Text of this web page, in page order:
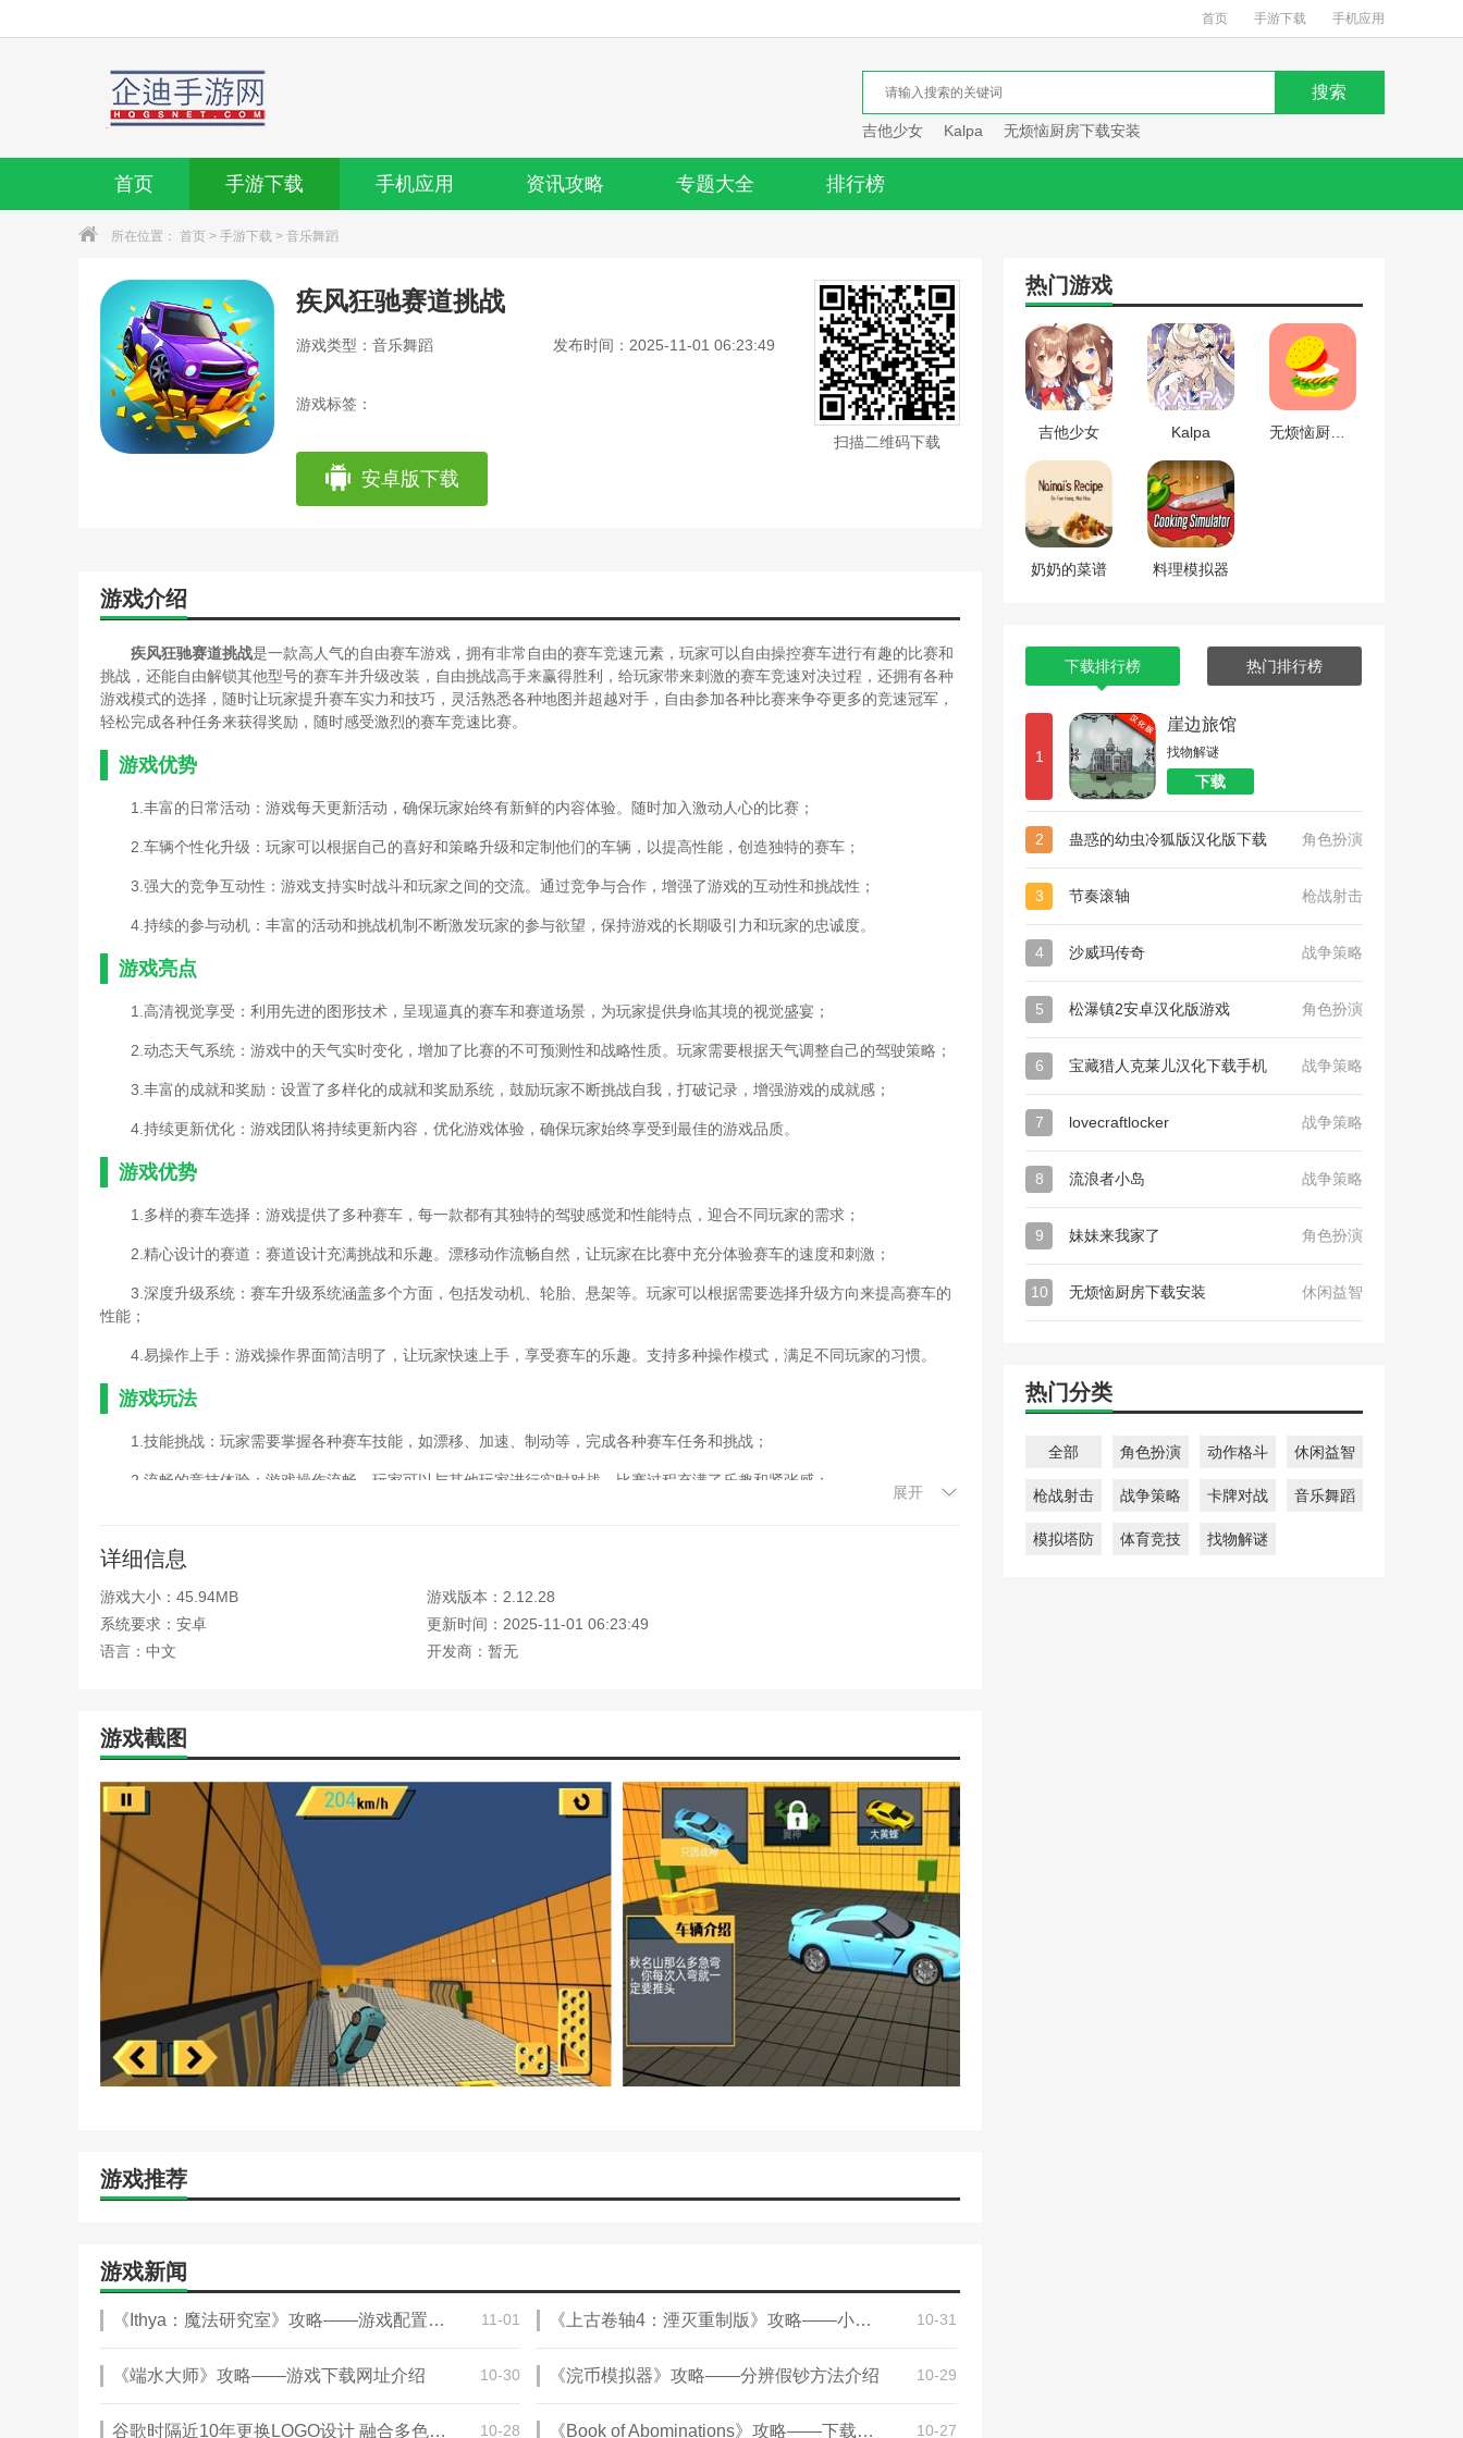
首页 手游下载 手机应用
吉他少女 Kalpa 无烦恼厨房下载安装
首页 手游下载 手机应用 资讯攻略 专题大全 排行榜
所在位置： 首页 > 手游下载 > 音乐舞蹈
疾风狂驰赛道挑战
游戏类型：音乐舞蹈 发布时间：2025-11-01 06:23:49
游戏标签：
安卓版下载
扫描二维码下载
游戏介绍
疾风狂驰赛道挑战是一款高人气的自由赛车游戏，拥有非常自由的赛车竞速元素，玩家可以自由操控赛车进行有趣的比赛和
挑战，还能自由解锁其他型号的赛车并升级改装，自由挑战高手来赢得胜利，给玩家带来刺激的赛车竞速对决过程，还拥有各种
游戏模式的选择，随时让玩家提升赛车实力和技巧，灵活熟悉各种地图并超越对手，自由参加各种比赛来争夺更多的竞速冠军，
轻松完成各种任务来获得奖励，随时感受激烈的赛车竞速比赛。
游戏优势
1.丰富的日常活动：游戏每天更新活动，确保玩家始终有新鲜的内容体验。随时加入激动人心的比赛；
2.车辆个性化升级：玩家可以根据自己的喜好和策略升级和定制他们的车辆，以提高性能，创造独特的赛车；
3.强大的竞争互动性：游戏支持实时战斗和玩家之间的交流。通过竞争与合作，增强了游戏的互动性和挑战性；
4.持续的参与动机：丰富的活动和挑战机制不断激发玩家的参与欲望，保持游戏的长期吸引力和玩家的忠诚度。
游戏亮点
1.高清视觉享受：利用先进的图形技术，呈现逼真的赛车和赛道场景，为玩家提供身临其境的视觉盛宴；
2.动态天气系统：游戏中的天气实时变化，增加了比赛的不可预测性和战略性质。玩家需要根据天气调整自己的驾驶策略；
3.丰富的成就和奖励：设置了多样化的成就和奖励系统，鼓励玩家不断挑战自我，打破记录，增强游戏的成就感；
4.持续更新优化：游戏团队将持续更新内容，优化游戏体验，确保玩家始终享受到最佳的游戏品质。
游戏优势
1.多样的赛车选择：游戏提供了多种赛车，每一款都有其独特的驾驶感觉和性能特点，迎合不同玩家的需求；
2.精心设计的赛道：赛道设计充满挑战和乐趣。漂移动作流畅自然，让玩家在比赛中充分体验赛车的速度和刺激；
3.深度升级系统：赛车升级系统涵盖多个方面，包括发动机、轮胎、悬架等。玩家可以根据需要选择升级方向来提高赛车的
性能；
4.易操作上手：游戏操作界面简洁明了，让玩家快速上手，享受赛车的乐趣。支持多种操作模式，满足不同玩家的习惯。
游戏玩法
1.技能挑战：玩家需要掌握各种赛车技能，如漂移、加速、制动等，完成各种赛车任务和挑战；
2.流畅的竞技体验：游戏操作流畅，玩家可以与其他玩家进行实时对战。比赛过程充满了乐趣和紧张感；
4.策略和技巧并重：除了基本的驾驶技巧外，玩家还需要运用策略和技巧来应对不同的比赛场景和对手，以取得更好的成
编辑测评
本站为您提供疾风狂驰赛道挑战的 手机游戏 ，欢迎大家记住本站网址，本站是您下载安卓手游app最好的网站！
展开
详细信息
游戏大小：45.94MB
游戏版本：2.12.28
系统要求：安卓
更新时间：2025-11-01 06:23:49
语言：中文
开发商：暂无
游戏截图
游戏推荐
游戏新闻
《Ithya：魔法研究室》攻略——游戏配置要求介绍 11-01 《上古卷轴4：湮灭重制版》攻略——小鬼召唤法术获得方法介绍 10-31
《端水大师》攻略——游戏下载网址介绍 10-30 《浣币模拟器》攻略——分辨假钞方法介绍 10-29
谷歌时隔近10年更换LOGO设计 融合多色界限 10-28 《Book of Abominations》攻略——下载安装教程介绍 10-27
热门游戏
吉他少女 Kalpa
奶奶的菜谱 料理模拟器
下载排行榜 热门排行榜
1
崖边旅馆
找物解谜
下载
2 蛊惑的幼虫冷狐版汉化版下载 角色扮演
3 节奏滚轴 枪战射击
4 沙威玛传奇 战争策略
5 松瀑镇2安卓汉化版游戏 角色扮演
6 宝藏猎人克莱儿汉化下载手机 战争策略
7 lovecraftlocker 战争策略
8 流浪者小岛 战争策略
9 妹妹来我家了 角色扮演
10 无烦恼厨房下载安装 休闲益智
热门分类
全部 角色扮演 动作格斗 休闲益智
枪战射击 战争策略 卡牌对战 音乐舞蹈
模拟塔防 体育竞技 找物解谜